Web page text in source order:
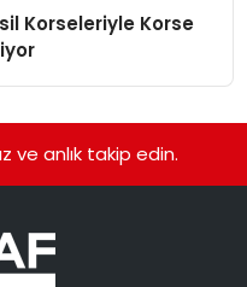
Korseleriyle Korse
ve anlık takip edin.